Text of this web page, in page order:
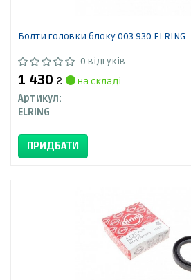
Болти головки блоку 003.930 ELRING
0 відгуків
1 430 ₴
на складі
Артикул:
ELRING
ПРИДБАТИ